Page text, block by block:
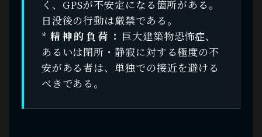
く、GPSが不安定になる箇所がある。
日没後の行動は厳禁である。
* 精神的負荷： 巨大建築物恐怖症、
あるいは閉所・静寂に対する極度の不
安がある者は、単独での接近を避ける
べきである。